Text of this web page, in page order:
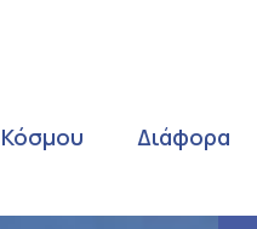
Κόσμου
Διάφορα